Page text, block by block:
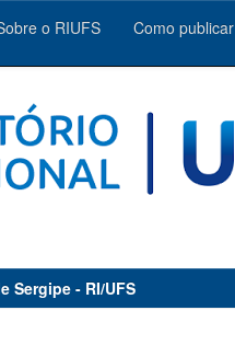
o RIUFS Como publicar
Sergipe - RI/UFS